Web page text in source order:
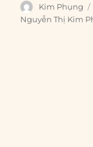
Author
Kim Phụng
Nguyễn Thị Kim